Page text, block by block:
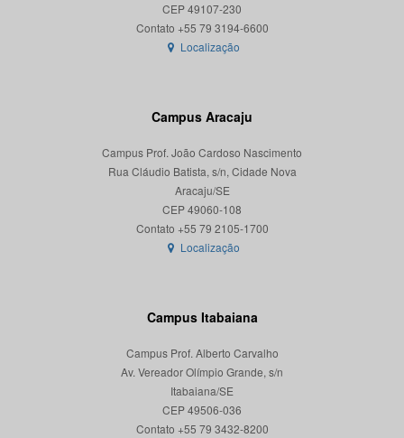
CEP 49107-230
Localização
Campus Aracaju
Campus Prof. João Cardoso Nascimento
Rua Cláudio Batista, s/n, Cidade Nova
Aracaju/SE
CEP 49060-108
Localização
Campus Itabaiana
Campus Prof. Alberto Carvalho
Av. Vereador Olímpio Grande, s/n
Itabaiana/SE
CEP 49506-036